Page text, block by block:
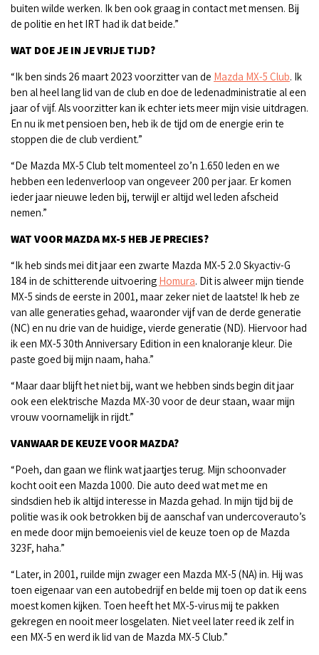
buiten wilde werken. Ik ben ook graag in contact met mensen. Bij
de politie en het IRT had ik dat beide.”
WAT DOE JE IN JE VRIJE TIJD?
“Ik ben sinds 26 maart 2023 voorzitter van de Mazda MX-5 Club. Ik
ben al heel lang lid van de club en doe de ledenadministratie al een
jaar of vijf. Als voorzitter kan ik echter iets meer mijn visie uitdragen.
En nu ik met pensioen ben, heb ik de tijd om de energie erin te
stoppen die de club verdient.”
“De Mazda MX-5 Club telt momenteel zo’n 1.650 leden en we
hebben een ledenverloop van ongeveer 200 per jaar. Er komen
ieder jaar nieuwe leden bij, terwijl er altijd wel leden afscheid
nemen.”
WAT VOOR MAZDA MX-5 HEB JE PRECIES?
“Ik heb sinds mei dit jaar een zwarte Mazda MX-5 2.0 Skyactiv-G
184 in de schitterende uitvoering Homura. Dit is alweer mijn tiende
MX-5 sinds de eerste in 2001, maar zeker niet de laatste! Ik heb ze
van alle generaties gehad, waaronder vijf van de derde generatie
(NC) en nu drie van de huidige, vierde generatie (ND). Hiervoor had
ik een MX-5 30th Anniversary Edition in een knaloranje kleur. Die
paste goed bij mijn naam, haha.”
“Maar daar blijft het niet bij, want we hebben sinds begin dit jaar
ook een elektrische Mazda MX-30 voor de deur staan, waar mijn
vrouw voornamelijk in rijdt.”
VANWAAR DE KEUZE VOOR MAZDA?
“Poeh, dan gaan we flink wat jaartjes terug. Mijn schoonvader
kocht ooit een Mazda 1000. Die auto deed wat met me en
sindsdien heb ik altijd interesse in Mazda gehad. In mijn tijd bij de
politie was ik ook betrokken bij de aanschaf van undercoverauto’s
en mede door mijn bemoeienis viel de keuze toen op de Mazda
323F, haha.”
“Later, in 2001, ruilde mijn zwager een Mazda MX-5 (NA) in. Hij was
toen eigenaar van een autobedrijf en belde mij toen op dat ik eens
moest komen kijken. Toen heeft het MX-5-virus mij te pakken
gekregen en nooit meer losgelaten. Niet veel later reed ik zelf in
een MX-5 en werd ik lid van de Mazda MX-5 Club.”